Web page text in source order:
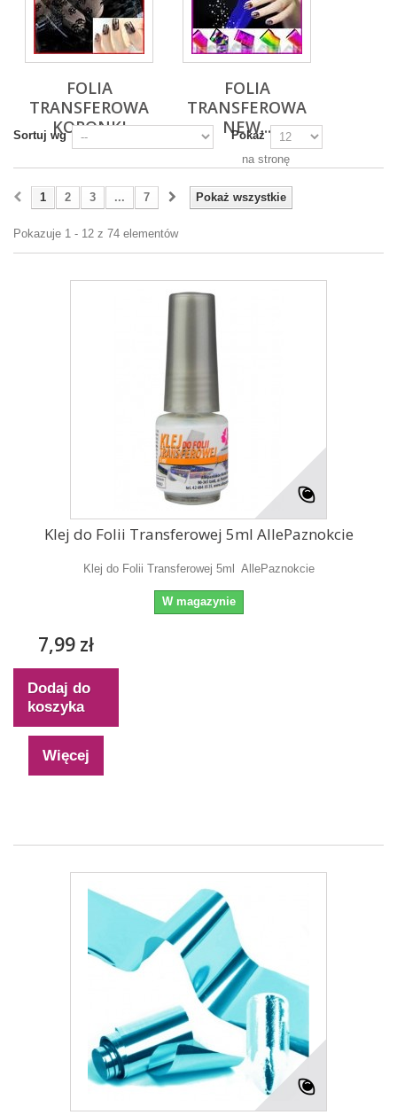
FOLIA
TRANSFEROWA
KORONKI
FOLIA
TRANSFEROWA
NEW...
Sortuj wg
Pokaż
na stronę
Pokaż wszystkie
1 2 3 ... 7
Pokazuje 1 - 12 z 74 elementów
Klej do Folii Transferowej 5ml AllePaznokcie
Klej do Folii Transferowej 5ml AllePaznokcie
W magazynie
7,99 zł
Dodaj do
koszyka
Więcej